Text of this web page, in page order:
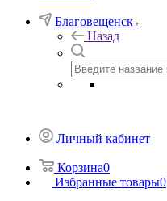
Благовещенск
Назад
Личный кабинет
Корзина0
Избранные товары0